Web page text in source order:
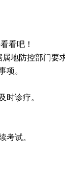
看吧！
地防控部门要
项。
时诊疗。
考试。